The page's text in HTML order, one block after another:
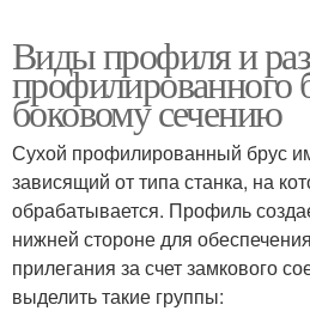
Виды профиля и
профилированного
боковому сечению
Сухой профилированный брус
зависящий от типа станка, на
обрабатывается. Профиль
нижней стороне для
прилегания за счет замкового
выделить такие группы: